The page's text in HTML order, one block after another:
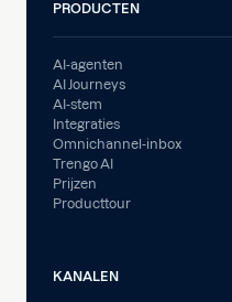
PRODUCTEN
AI-agenten
AI Journeys
AI-stem
Integraties
Omnichannel-inbox
Trengo AI
Prijzen
Producttour
KANALEN